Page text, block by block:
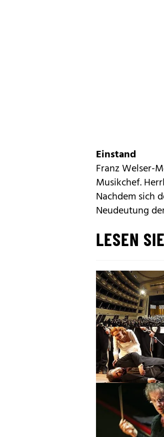
Einstand
Franz Welser-
Musikchef.
Nachdem sich
Neudeutung
LESEN